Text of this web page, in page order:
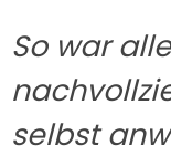
So war
selbst